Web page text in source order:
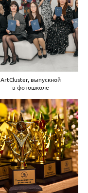
ArtCluster, выпускной
в фотошколе